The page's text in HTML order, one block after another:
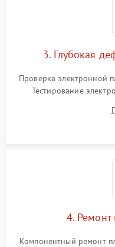
3. Глубокая
Проверка электронной
Тестирование
температуры и
жерновов кофемолки,
4. Ремонт
Компонентный ремонт